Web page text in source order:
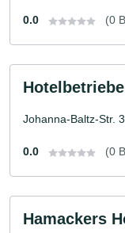
0.0 (0
Johanna-Baltz-Str.
0.0 (0
Hamackers